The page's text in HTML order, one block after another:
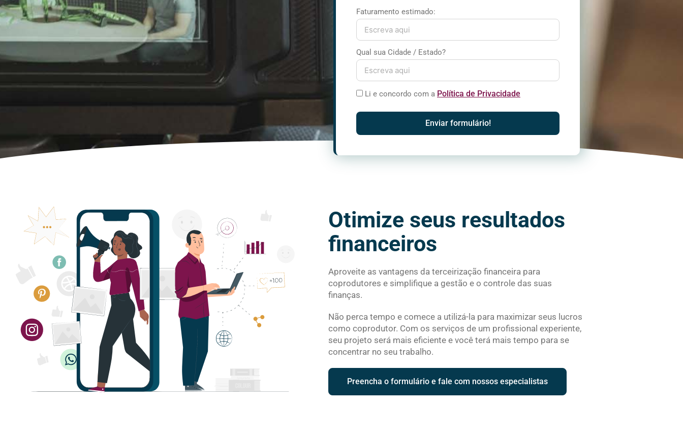
Faturamento estimado:
Qual sua Cidade / Estado?
Li e concordo com a Política de Privacidade
Enviar formulário!
Otimize seus resultados
financeiros
Aproveite as vantagens da terceirização financeira para
coprodutores e simplifique a gestão e o controle das suas
finanças.
Não perca tempo e comece a utilizá-la para maximizar seus lucros
como coprodutor. Com os serviços de um profissional experiente,
seu projeto será mais eficiente e você terá mais tempo para se
concentrar no seu trabalho.
Preencha o formulário e fale com nossos especialistas